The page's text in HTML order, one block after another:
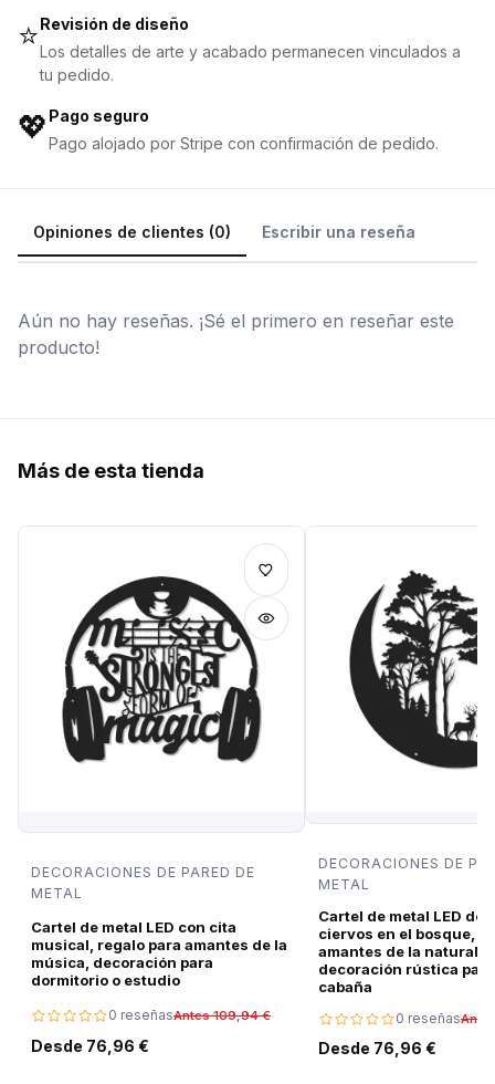
⭐Revisión de diseño
Los detalles de arte y acabado permanecen vinculados a
tu pedido.
💖 Pago seguro
Pago alojado por Stripe con confirmación de pedido.
Opiniones de clientes (0) Escribir una reseña
Aún no hay reseñas. ¡Sé el primero en reseñar este
producto!
Más de esta tienda
DECORACIONES DE PARED DE
METAL
Cartel de metal LED con cita
musical, regalo para amantes de la
música, decoración para
dormitorio o estudio
0 reseñasAntes 109,94 €
Desde 76,96 €
DECORACIONES DE
METAL
Cartel de metal LED de
ciervos en el bosque,
amantes de la
decoración rústica
cabaña
0 reseñas
Desde 76,96 €